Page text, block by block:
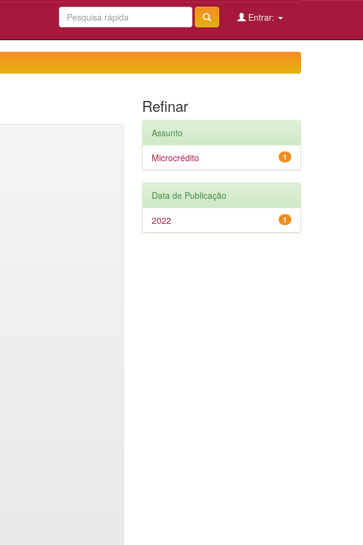
Entrar:
Refinar
Assunto
1
Microcrédito
Data de Publicação
1
2022